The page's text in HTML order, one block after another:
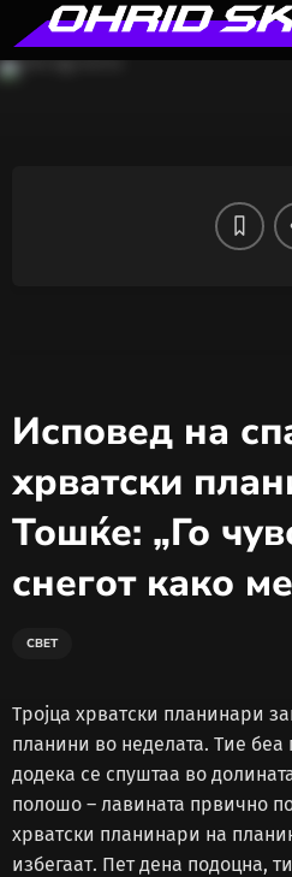
Исповед на
хрватски
Тошќе: „Го
снегот како
СВЕТ
Тројца хрватски планинари
планини во неделата. Тие
додека се спуштаа во
полошо – лавината првично
хрватски планинари на
избегаат. Пет дена подоцна,